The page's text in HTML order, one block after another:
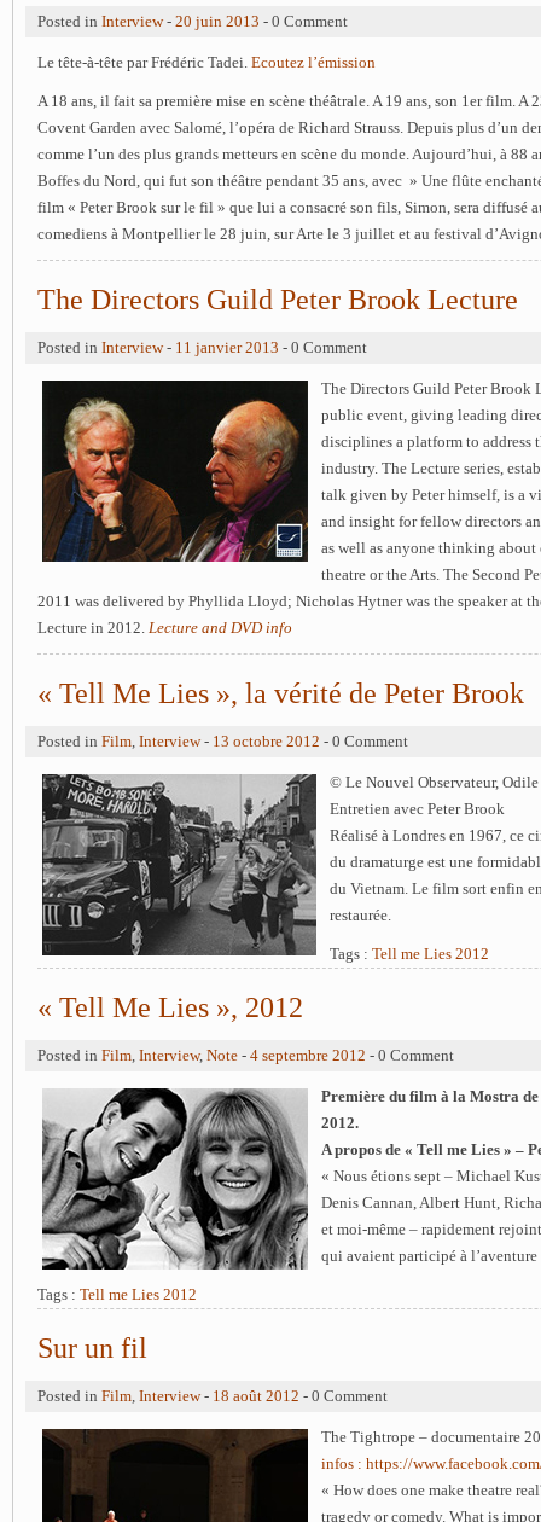
Posted in Interview- 20 juin 2013 - 0 Comment
Le tête-à-tête par Frédéric Tadei. Ecoutez l’émission
A 18 ans, il fait sa première mise en scène théâtrale. A 19 ans, son 1er film. A
Covent Garden avec Salomé, l’opéra de Richard Strauss. Depuis plus d’un
comme l’un des plus grands metteurs en scène du monde. Aujourd’hui, à 88
Boffes du Nord, qui fut son théâtre pendant 35 ans, avec » Une flûte
film « Peter Brook sur le fil » que lui a consacré son fils, Simon, sera diffusé
comediens à Montpellier le 28 juin, sur Arte le 3 juillet et au festival
The Directors Guild Peter Brook Lecture
Posted in Interview- 11 janvier 2013 - 0 Comment
The Directors Guild Peter Brook
public event, giving leading
disciplines a platform to address
industry. The Lecture series,
talk given by Peter himself, is a
and insight for fellow directors
as well as anyone thinking
theatre or the Arts. The Second
2011 was delivered by Phyllida Lloyd; Nicholas Hytner was the speaker at
Lecture in 2012. Lecture and DVD info
« Tell Me Lies », la vérité de Peter Brook
Posted in Film, Interview- 13 octobre 2012 - 0 Comment
© Le Nouvel Observateur,
Entretien avec Peter Brook
Réalisé à Londres en 1967, ce
du dramaturge est une
du Vietnam. Le film sort enfin
restaurée.
Tags : Tell me Lies 2012
« Tell Me Lies », 2012
Posted in Film, Interview, Note - 4 septembre 2012 - 0 Comment
Première du film à la Mostra de
2012.
A propos de « Tell me Lies » –
« Nous étions sept – Michael
Denis Cannan, Albert Hunt,
et moi-même – rapidement
qui avaient participé à l’aventure
Tags : Tell me Lies 2012
Sur un fil
Posted in Film, Interview- 18 août 2012 - 0 Comment
The Tightrope – documentaire
infos : https://
« How does one make theatre
tragedy or comedy. What is